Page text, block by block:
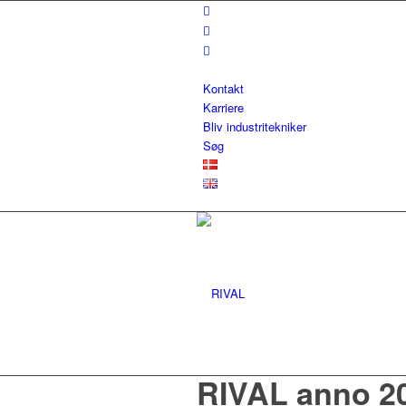
Kontakt
Karriere
Bliv industritekniker
Søg
RIVAL anno